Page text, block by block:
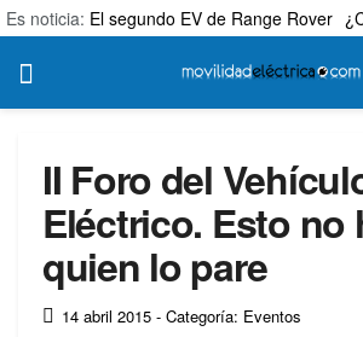
Es noticia: El segundo EV de Range Rover
II Foro del
Eléctrico. Esto no
quien lo pare
14 abril 2015 - Categoría: Eventos